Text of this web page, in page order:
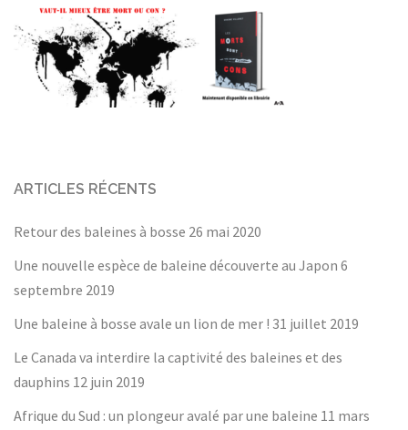
ARTICLES RÉCENTS
Retour des baleines à bosse 26 mai 2020
Une nouvelle espèce de baleine découverte au Japon 6
septembre 2019
Une baleine à bosse avale un lion de mer ! 31 juillet 2019
Le Canada va interdire la captivité des baleines et des
dauphins 12 juin 2019
Afrique du Sud : un plongeur avalé par une baleine 11 mars